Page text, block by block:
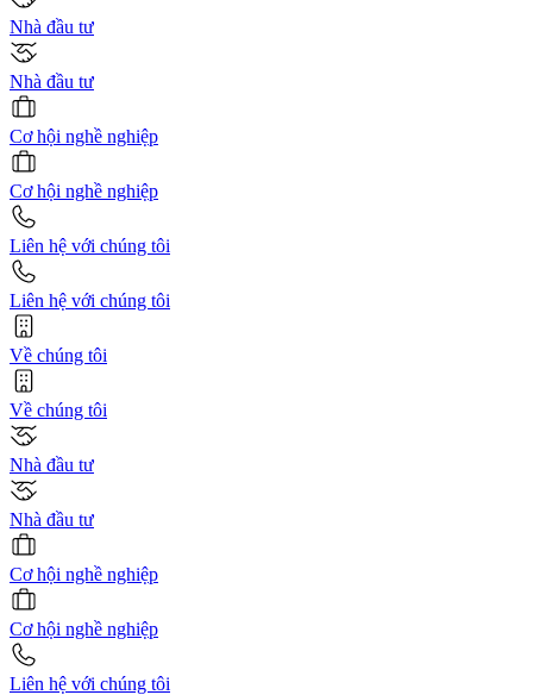
Nhà đầu tư
Nhà đầu tư
Cơ hội nghề nghiệp
Cơ hội nghề nghiệp
Liên hệ với chúng tôi
Liên hệ với chúng tôi
Về chúng tôi
Về chúng tôi
Nhà đầu tư
Nhà đầu tư
Cơ hội nghề nghiệp
Cơ hội nghề nghiệp
Liên hệ với chúng tôi